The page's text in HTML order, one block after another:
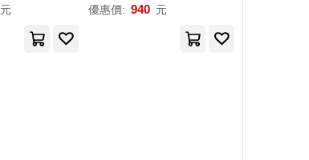
元 優惠價: 940 元